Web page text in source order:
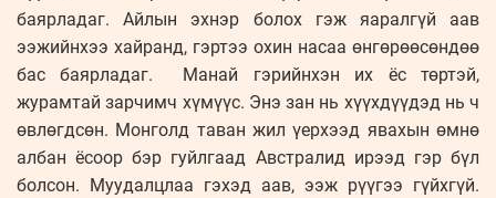
баярладаг. Айлын эхнэр болох гэж яаралгүй аав
ээжийнхээ хайранд, гэртээ охин насаа өнгөрөөсөндөө
бас баярладаг. Манай гэрийнхэн их ёс төртэй,
журамтай зарчимч хүмүүс. Энэ зан нь хүүхдүүдэд нь ч
өвлөгдсөн. Монголд таван жил үерхээд явахын өмнө
албан ёсоор бэр гуйлгаад Австралид ирээд гэр бүл
болсон. Муудалцлаа гэхэд аав, ээж рүүгээ гүйхгүй.